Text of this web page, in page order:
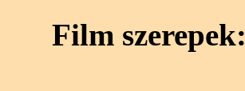
Film szerepek: